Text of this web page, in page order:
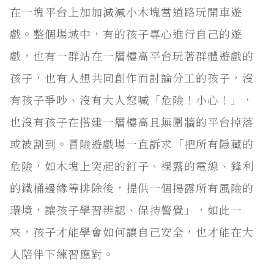
在一塊平台上加加減減小木塊當道路玩開車遊
戲。整個場域中，有的孩子專心進行自己的遊
戲，也有一群站在一層樓高平台玩著群體遊戲的
孩子，也有人想共同創作而討論分工的孩子，沒
有孩子爭吵、沒有大人怒喊「危險！小心！」，
也沒有孩子在搭建一層樓高且無圍牆的平台掉落
或被割到。冒險遊戲場一直訴求「把所有隱藏的
危險，如木塊上突起的釘子、裸露的電線、鋒利
的鐵桶邊緣等排除後，提供一個揭露所有風險的
環境，讓孩子學習辨認、保持警覺」，如此一
來，孩子才能學會如何讓自己安全，也才能在大
人陪伴下練習應對。